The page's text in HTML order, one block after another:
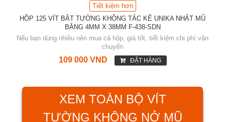
Tiết kiệm hơn
HỘP 125 VÍT BẮT TƯỜNG KHÔNG TẮC KÊ UNIKA NHẬT MŨ
BẰNG 4MM X 38MM F-438-SDN
Nếu bạn dùng nhiều nên mua cả hộp, giá tốt, tiết kiệm chi phí vận
chuyển
109 000 VND ĐẶT HÀNG
XEM TOÀN BỘ VÍT
TƯỜNG KHÔNG NỞ MŨ